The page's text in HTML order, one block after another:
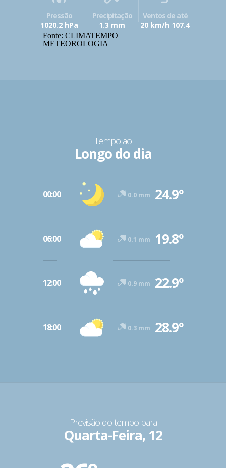
Pressão
1020.2 hPa
Precipitação
1.3 mm
Ventos de até
20 km/h 107.4
Fonte: CLIMATEMPO
METEOROLOGIA
Tempo ao
Longo do dia
00:00 0.0 mm 24.9º
06:00 0.1 mm 19.8º
12:00 0.9 mm 22.9º
18:00 0.3 mm 28.9º
Previsão do tempo para
Quarta-Feira, 12